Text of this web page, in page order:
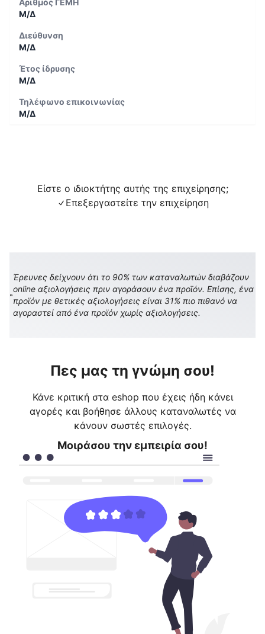
Αριθμός ΓΕΜΗ
Μ/Δ
Διεύθυνση
Μ/Δ
Έτος ίδρυσης
Μ/Δ
Τηλέφωνο επικοινωνίας
Μ/Δ
Είστε ο ιδιοκτήτης αυτής της επιχείρησης;
Επεξεργαστείτε την επιχείρηση
Έρευνες δείχνουν ότι το 90% των καταναλωτών διαβάζουν
online αξιολογήσεις πριν αγοράσουν ένα προϊόν. Επίσης, ένα
προϊόν με θετικές αξιολογήσεις είναι 31% πιο πιθανό να
αγοραστεί από ένα προϊόν χωρίς αξιολογήσεις.
Πες μας τη γνώμη σου!
Κάνε κριτική στα eshop που έχεις ήδη κάνει
αγορές και βοήθησε άλλους καταναλωτές να
κάνουν σωστές επιλογές.
Μοιράσου την εμπειρία σου!